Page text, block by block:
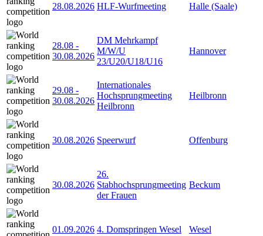
28.08.2026 HLF-Wurfmeeting Halle (Saale)
28.08 -
30.08.2026
DM Mehrkampf
M/W/U
23/U20/U18/U16
Hannover
29.08 -
30.08.2026
Internationales
Hochsprungmeeting
Heilbronn
Heilbronn
30.08.2026 Speerwurf Offenburg
30.08.2026
26.
Stabhochsprungmeeting
der Frauen
Beckum
01.09.2026 4. Domspringen Wesel Wesel